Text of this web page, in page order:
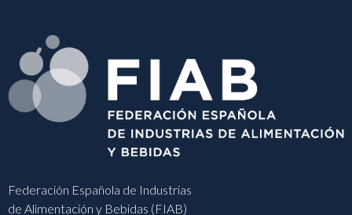
Federación Española de Industrias
de Alimentación y Bebidas (FIAB)